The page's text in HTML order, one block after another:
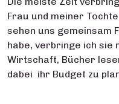
Frau und meiner
sehen uns gemeinsam
habe, verbringe ich sie
Wirtschaft, Bücher
dabei ihr Budget zu